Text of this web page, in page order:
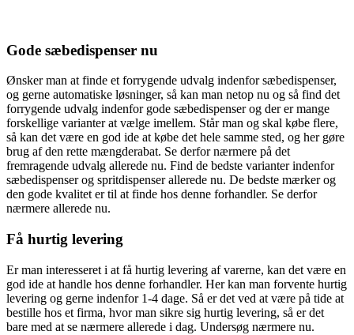
Gode sæbedispenser nu
Ønsker man at finde et forrygende udvalg indenfor sæbedispenser,
og gerne automatiske løsninger, så kan man netop nu og så find det
forrygende udvalg indenfor gode sæbedispenser og der er mange
forskellige varianter at vælge imellem. Står man og skal købe flere,
så kan det være en god ide at købe det hele samme sted, og her gøre
brug af den rette mængderabat. Se derfor nærmere på det
fremragende udvalg allerede nu. Find de bedste varianter indenfor
sæbedispenser og spritdispenser allerede nu. De bedste mærker og
den gode kvalitet er til at finde hos denne forhandler. Se derfor
nærmere allerede nu.
Få hurtig levering
Er man interesseret i at få hurtig levering af varerne, kan det være en
god ide at handle hos denne forhandler. Her kan man forvente hurtig
levering og gerne indenfor 1-4 dage. Så er det ved at være på tide at
bestille hos et firma, hvor man sikre sig hurtig levering, så er det
bare med at se nærmere allerede i dag. Undersøg nærmere nu.